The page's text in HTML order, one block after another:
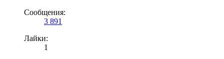
Сообщения:
3 891
Лайки:
1